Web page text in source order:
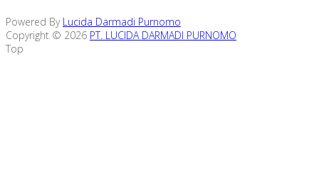
Powered By Lucida Darmadi Purnomo
Copyright © 2026 PT. LUCIDA DARMADI PURNOMO
Top